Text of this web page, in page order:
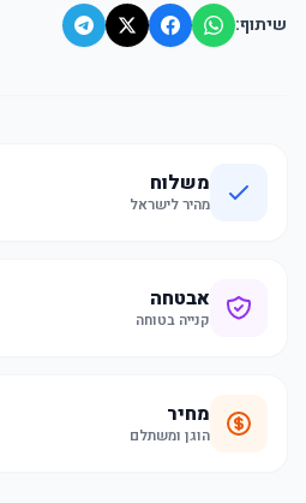
שיתוף:
משלוח
מהיר לישראל
אבטחה
קנייה בטוחה
מחיר
הוגן ומשתלם